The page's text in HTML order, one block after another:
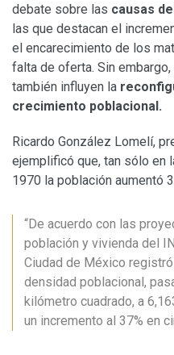
debate sobre las causas
las que destacan el
el encarecimiento de los
falta de oferta. Sin
también influyen la
crecimiento poblacional.
Ricardo González Lomelí,
ejemplificó que, tan sólo en
1970 la población aumentó
“De acuerdo con las
población y vivienda del
Ciudad de México
densidad poblacional,
kilómetro cuadrado, a
un incremento al 37% en